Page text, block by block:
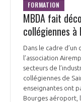
FORMATION
MBDA fait
collégiennes à
Dans le cadre d’un
l’association
secteurs de
collégiennes de
enseignantes ont
Bourges aéroport,